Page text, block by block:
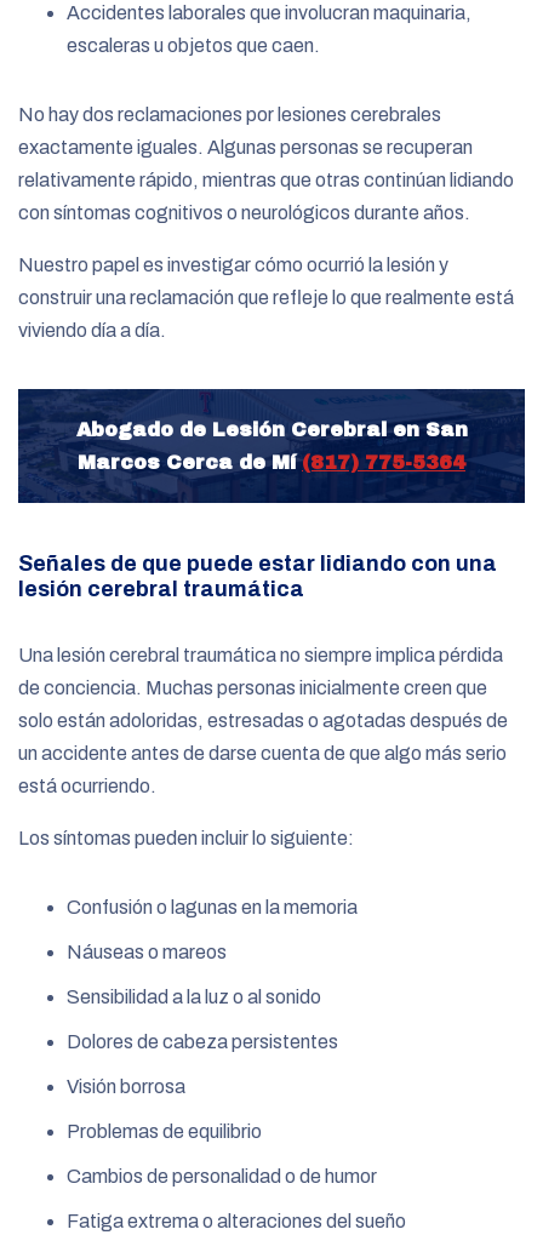
Accidentes laborales que involucran maquinaria,
escaleras u objetos que caen.
No hay dos reclamaciones por lesiones cerebrales
exactamente iguales. Algunas personas se recuperan
relativamente rápido, mientras que otras continúan lidiando
con síntomas cognitivos o neurológicos durante años.
Nuestro papel es investigar cómo ocurrió la lesión y
construir una reclamación que refleje lo que realmente está
viviendo día a día.
Abogado de Lesión Cerebral en San
Marcos Cerca de Mí(817) 775-5364
Señales de que puede estar lidiando con una
lesión cerebral traumática
Una lesión cerebral traumática no siempre implica pérdida
de conciencia. Muchas personas inicialmente creen que
solo están adoloridas, estresadas o agotadas después de
un accidente antes de darse cuenta de que algo más serio
está ocurriendo.
Los síntomas pueden incluir lo siguiente:
Confusión o lagunas en la memoria
Náuseas o mareos
Sensibilidad a la luz o al sonido
Dolores de cabeza persistentes
Visión borrosa
Problemas de equilibrio
Cambios de personalidad o de humor
Fatiga extrema o alteraciones del sueño